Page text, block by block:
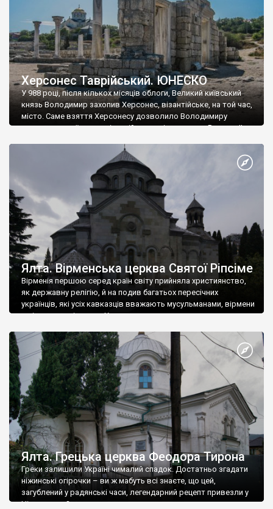
Херсонес Таврійський. ЮНЕСКО
У 988 році, після кількох місяців облоги, Великий київський
князь Володимир захопив Херсонес, візантійське, на той час,
місто. Саме взяття Херсонесу дозволило Володимиру
диктувати свої умови візантійському імператору Василю ІІ, та
Херсонесі Володимир-язичник, став Василем-християнином.
А потім було Хрещення Русі. На честь Херсонесу Таврійського
Ялта. Вірменська церква Святої Ріпсіме
Вірменія першою серед країн світу прийняла християнство,
як державну релігію, й на подив багатьох пересічних
українців, які усіх кавказців вважають мусульманами, вірмени
є відданими вірянами Христа
Ялта. Грецька церква Феодора Тирона
Греки залишили Україні чималий спадок. Достатньо згадати
ніжинські огірочки – ви ж мабуть всі знаєте, що цей,
загублений у радянські часи, легендарний рецепт привезли у
Ніжин греки?